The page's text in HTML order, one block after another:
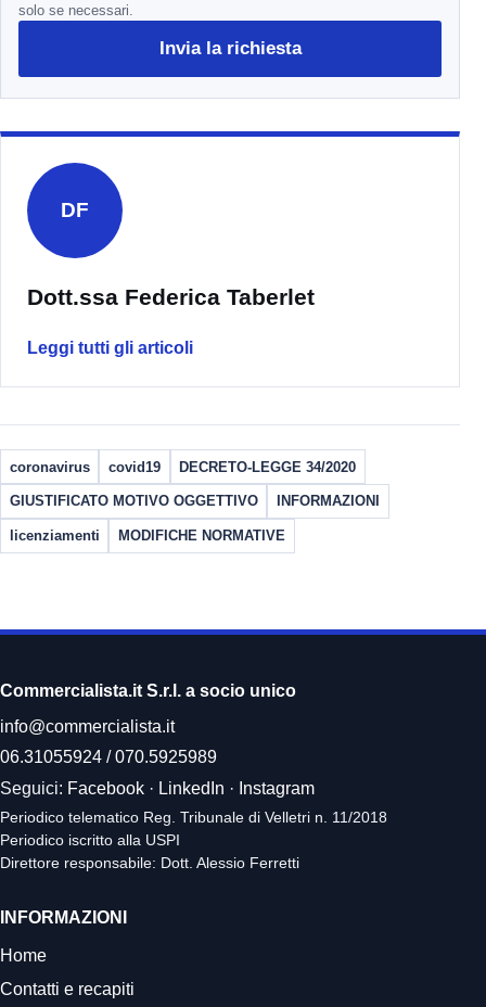
solo se necessari.
Invia la richiesta
DF
Dott.ssa Federica Taberlet
Leggi tutti gli articoli
coronavirus covid19 DECRETO-LEGGE 34/2020
GIUSTIFICATO MOTIVO OGGETTIVO INFORMAZIONI
licenziamenti MODIFICHE NORMATIVE
Commercialista.it S.r.l. a socio unico
info@commercialista.it
06.31055924 /070.5925989
Seguici: Facebook · LinkedIn · Instagram
Periodico telematico Reg. Tribunale di Velletri n. 11/2018
Periodico iscritto alla USPI
Direttore responsabile: Dott. Alessio Ferretti
INFORMAZIONI
Home
Contatti e recapiti